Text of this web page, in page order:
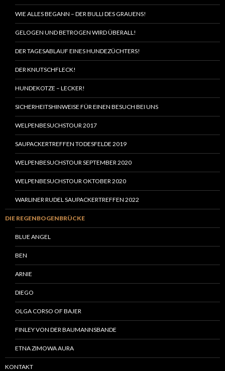
WIE ALLES BEGANN – DER BULLI DES GRAUENS!
GELOGEN UND BETROGEN WIRD ÜBERALL!
DER TAGESABLAUF EINES HUNDEZÜCHTERS!
DER KNUTSCHFLECK!
HUNDEKOTZE – LECKER!
SICHERHEITSHINWEISE FÜR EINEN BESUCH BEI UNS
WELPENBESUCHSTOUR 2017
SAUPACKERTREFFEN TODESFELDE 2019
WELPENBESUCHSTOUR SEPTEMBER 2020
WELPENBESUCHSTOUR OKTOBER 2020
WARLINER RUDEL SAUPACKERTREFFEN 2022
DIE REGENBOGENBRÜCKE
BLUE ANGEL
BEN
ARNIE
DIEGO
OLGA CORSO OF BAJER
FINLEY VON DER BAUMANNSBANDE
ETNA ZIMOWA AURA
KONTAKT